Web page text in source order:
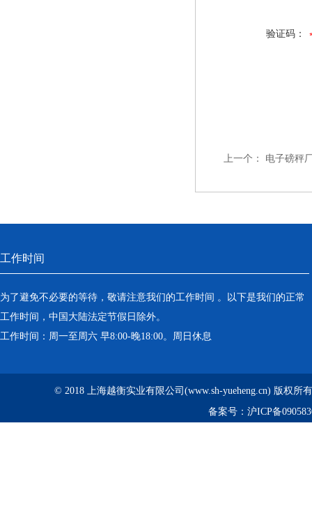
验证码：
上一个： 电子磅秤
工作时间
为了避免不必要的等待，敬请注意我们的工作时间 。以下是我们的正常
工作时间，中国大陆法定节假日除外。
工作时间：周一至周六 早8:00-晚18:00。周日休息
© 2018 上海越衡实业有限公司(www.sh-yueheng.cn) 版权所
备案号： 沪ICP备